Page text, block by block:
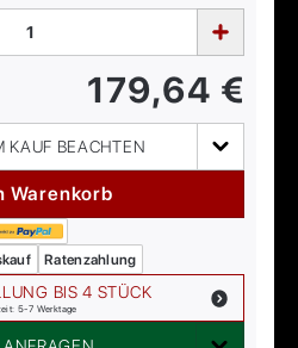
179,64 €
KAUF BEACHTEN
Warenkorb
Ratenzahlung
BIS 4 STÜCK
5-7 Werktage